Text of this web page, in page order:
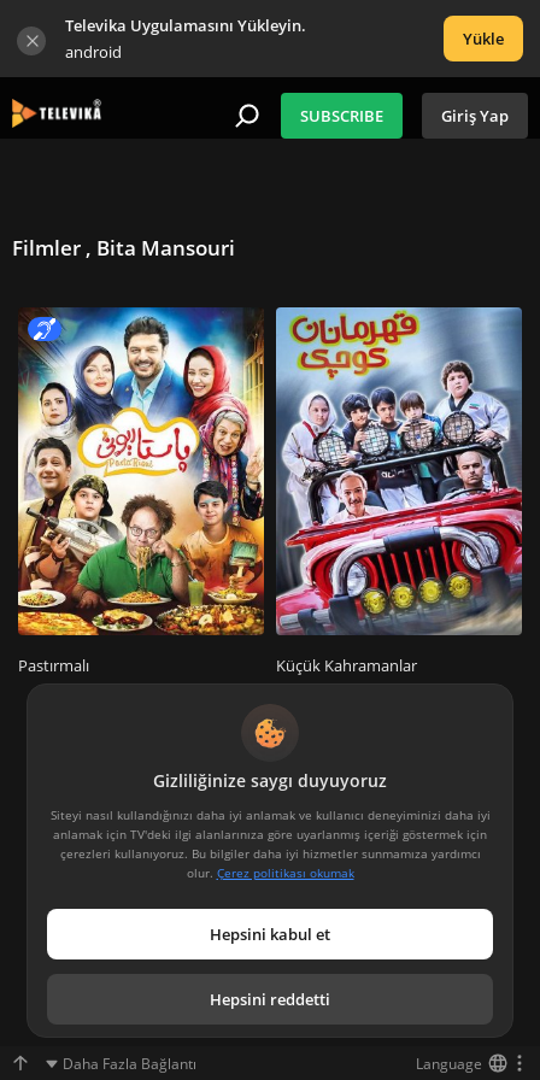
Televika Uygulamasını Yükleyin.
android
Yükle
SUBSCRIBE Giriş Yap
Filmler , Bita Mansouri
Pastırmalı Küçük Kahramanlar
Daha Fazla Bağlantı Language
Gizliliğinize saygı duyuyoruz
Siteyi nasıl kullandığınızı daha iyi anlamak ve kullanıcı deneyiminizi daha iyi
anlamak için TV'deki ilgi alanlarınıza göre uyarlanmış içeriği göstermek için
çerezleri kullanıyoruz. Bu bilgiler daha iyi hizmetler sunmamıza yardımcı
olur. Çerez politikası okumak
Hepsini kabul et
Hepsini reddetti